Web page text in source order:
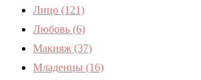
Лицо (121)
Любовь (6)
Макияж (37)
Младенцы (16)